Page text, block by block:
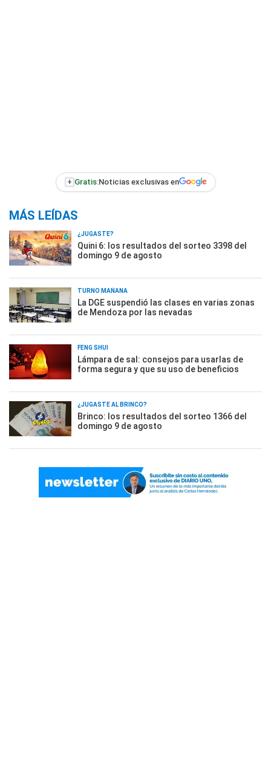
+ Gratis:Noticias exclusivas en
MÁS LEÍDAS
¿JUGASTE?
Quini 6: los resultados del sorteo 3398 del
domingo 9 de agosto
TURNO MAÑANA
La DGE suspendió las clases en varias zonas
de Mendoza por las nevadas
FENG SHUI
Lámpara de sal: consejos para usarlas de
forma segura y que su uso de beneficios
¿JUGASTE AL BRINCO?
Brinco: los resultados del sorteo 1366 del
domingo 9 de agosto